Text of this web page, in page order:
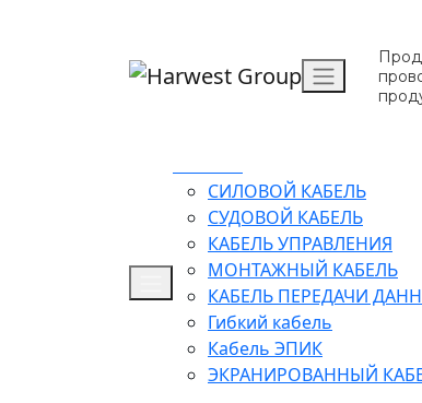
СИЛОВОЙ КАБЕЛЬ
СУДОВОЙ КАБЕЛЬ
КАБЕЛЬ УПРАВЛЕНИЯ
МОНТАЖНЫЙ КАБЕЛЬ
КАБЕЛЬ ПЕРЕДАЧИ
Гибкий кабель
Кабель ЭПИК
ЭКРАНИРОВАННЫЙ